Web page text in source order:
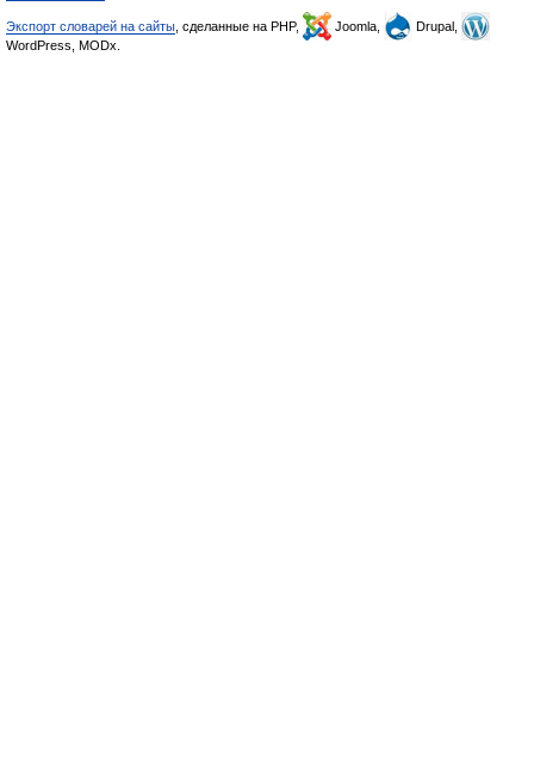
Экспорт словарей на сайты , сделанные на PHP, Joomla,
Drupal,
WordPress, MODx.